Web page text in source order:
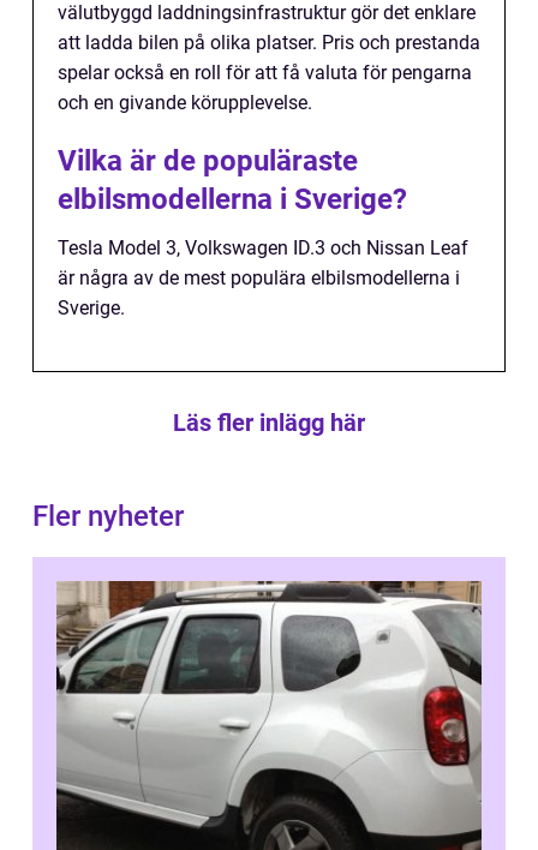
välutbyggd laddningsinfrastruktur gör det enklare
att ladda bilen på olika platser. Pris och prestanda
spelar också en roll för att få valuta för pengarna
och en givande körupplevelse.
Vilka är de populäraste
elbilsmodellerna i Sverige?
Tesla Model 3, Volkswagen ID.3 och Nissan Leaf
är några av de mest populära elbilsmodellerna i
Sverige.
Läs fler inlägg här
Fler nyheter